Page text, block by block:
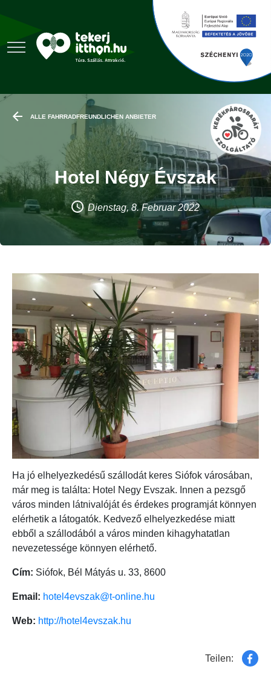
ALLE FAHRRADFREUNDLICHEN ANBIETER
Hotel Négy Évszak
Dienstag, 8. Februar 2022
Ha jó elhelyezkedésű szállodát keres Siófok városában,
már meg is találta: Hotel Negy Evszak. Innen a pezsgő
város minden látnivalóját és érdekes programját könnyen
elérhetik a látogatók. Kedvező elhelyezkedése miatt
ebből a szállodából a város minden kihagyhatatlan
nevezetessége könnyen elérhető.
Cím: Siófok, Bél Mátyás u. 33, 8600
Email: hotel4evszak@t-online.hu
Web: http://hotel4evszak.hu
Teilen: